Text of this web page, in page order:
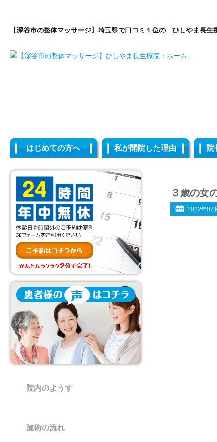
【深谷市の整体マッサージ】埼玉県で口コミ１位の「ひしやま長生
はじめての方へ 私が開院した理由 院
３歳の女
2022年07
院内のようす
施術の流れ